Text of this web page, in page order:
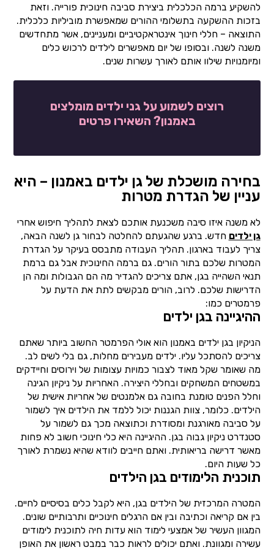
להשקיע ברמה הכלכלית ביצירת סביבה חינוכית פורייה. וזאת
בזכות ההשקעה בתשלומי ההורים שמאפשרת מוביליות כלכלית.
התוצאה – חללי חינוך אינטראקטיביים ומעניינים, אשר מתחדשים
משנה לשנה. ובסופו של יום מאפשרים לילדים לרכוש כלים
ומיומנויות שילוו אותם לאורך עשרות שנים.
רוצים לשמוע על גני ילדים מומלצים
באמנון? השאירו פרטים
בחירה מושכלת של גן ילדים באמנון – היא
עניין של הגדרת מטרות
לא משנה איזו סיבה משכנעת אותכם לצאת לתהליך חיפוש אחרי
גן ילדים חדש. ברגע שהגעתם להחלטה לבחור גן לשנה הבאה,
צריך לעבוד בארגון. תהליך העבודה מתבסס בעיקר על הגדרת
המטרות שלכם בתור הורים. גם ברמה החינוכית אבל גם ברמת
תנאי השהייה בגן, אתם צריכים להגדיר מה הם הגבולות ומה הן
הדרישות שלכם. לרוב, הורים מבקשים לתת את הדעת על
פרמטרים כמו:
ההיגיינה בגן ילדים
הניקיון בגן ילדים באמנון הוא אולי הפרמטר החשוב ביותר שאתם
צריכים להסתכל עליו. ילדים מעבירים מחלות, גם בלי לשים לב.
מה שאומר שקל מאוד לצבור כמויות עצומות של וירוסים וחיידקים
במשטחים המשחקים ובחללי היצירה. האחריות על ניקיון הגינה
וחלל הפנים טומנת בחובה גם אלמנטים של אחריות אישית של
הילדים. כלומר, צוות הגננות יכול ללמד את הילדים איך לשמור
על סביבה מאורגנת ומסודרת וכתוצאה מכך גם לשמור על
סטנדרט ניקיון גבוה בגן. ההיגיינה היא כלי חינוכי חשוב לא פחות
מאשר דרישה בריאותית. ואתם חייבים לוודא שהיא נשמרת לאורך
כל שעות היום.
תוכנית הלימודים בגן הילדים
המטרה המרכזית של הילדים בגן, היא לקבל כלים בסיסיים לחיים.
בין אם קריאה וכתיבה ובין אם הרגלים חינוכיים ותרבותיים שונים.
המגוון העשיר של אמצעי לימוד הוא עדות חיה לתוכנית לימודים
עשירה ומגוונת. ואתם יכולים לראות כבר במבט ראשון את האופן